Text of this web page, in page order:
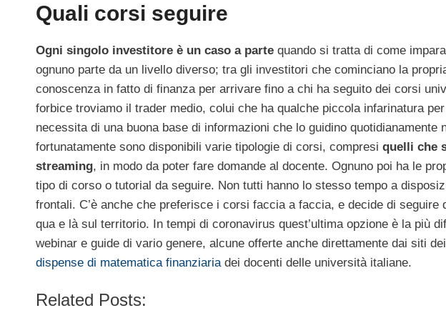
Quali corsi seguire
Ogni singolo investitore è un caso a parte quando si tratta di come
ognuno parte da un livello diverso; tra gli investitori che cominciano la
conoscenza in fatto di finanza per arrivare fino a chi ha seguito dei corsi
forbice troviamo il trader medio, colui che ha qualche piccola infarinatura
necessita di una buona base di informazioni che lo guidino quotidianamente
fortunatamente sono disponibili varie tipologie di corsi, compresi quelli che
streaming, in modo da poter fare domande al docente. Ognuno poi ha le
tipo di corso o tutorial da seguire. Non tutti hanno lo stesso tempo a
frontali. C’è anche che preferisce i corsi faccia a faccia, e decide di
qua e là sul territorio. In tempi di coronavirus quest’ultima opzione è la più
webinar e guide di vario genere, alcune offerte anche direttamente dai siti
dispense di matematica finanziariadei docenti delle università italiane.
Related Posts: